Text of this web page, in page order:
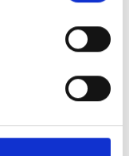
mit Platz